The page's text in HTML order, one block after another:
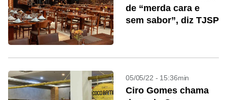
de “merda cara e
sem sabor”, diz TJSP
05/05/22 - 15:36min
Ciro Gomes chama